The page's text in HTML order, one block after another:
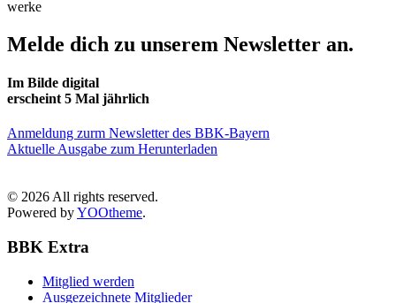
werke
Melde dich zu unserem Newsletter an.
Im Bilde digital
erscheint 5 Mal jährlich
Anmeldung zurm Newsletter des BBK-Bayern
Aktuelle Ausgabe zum Herunterladen
© 2026 All rights reserved.
Powered byYOOtheme.
BBK Extra
Mitglied werden
Ausgezeichnete Mitglieder